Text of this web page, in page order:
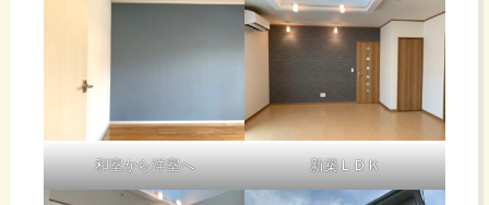
和室から洋室へ 新築ＬＤＫ